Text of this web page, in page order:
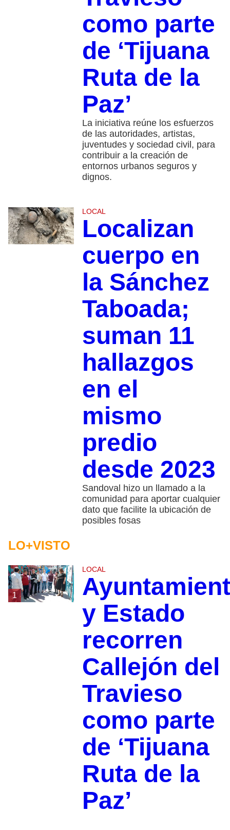
como parte
de ‘Tijuana
Ruta de la
Paz’
La iniciativa reúne los esfuerzos
de las autoridades, artistas,
juventudes y sociedad civil, para
contribuir a la creación de
entornos urbanos seguros y
dignos.
LOCAL
Localizan
cuerpo en
la Sánchez
Taboada;
suman 11
hallazgos
en el
mismo
predio
desde 2023
Sandoval hizo un llamado a la
comunidad para aportar cualquier
dato que facilite la ubicación de
posibles fosas
LO+VISTO
1
LOCAL
y Estado
recorren
Callejón del
Travieso
como parte
de ‘Tijuana
Ruta de la
Paz’